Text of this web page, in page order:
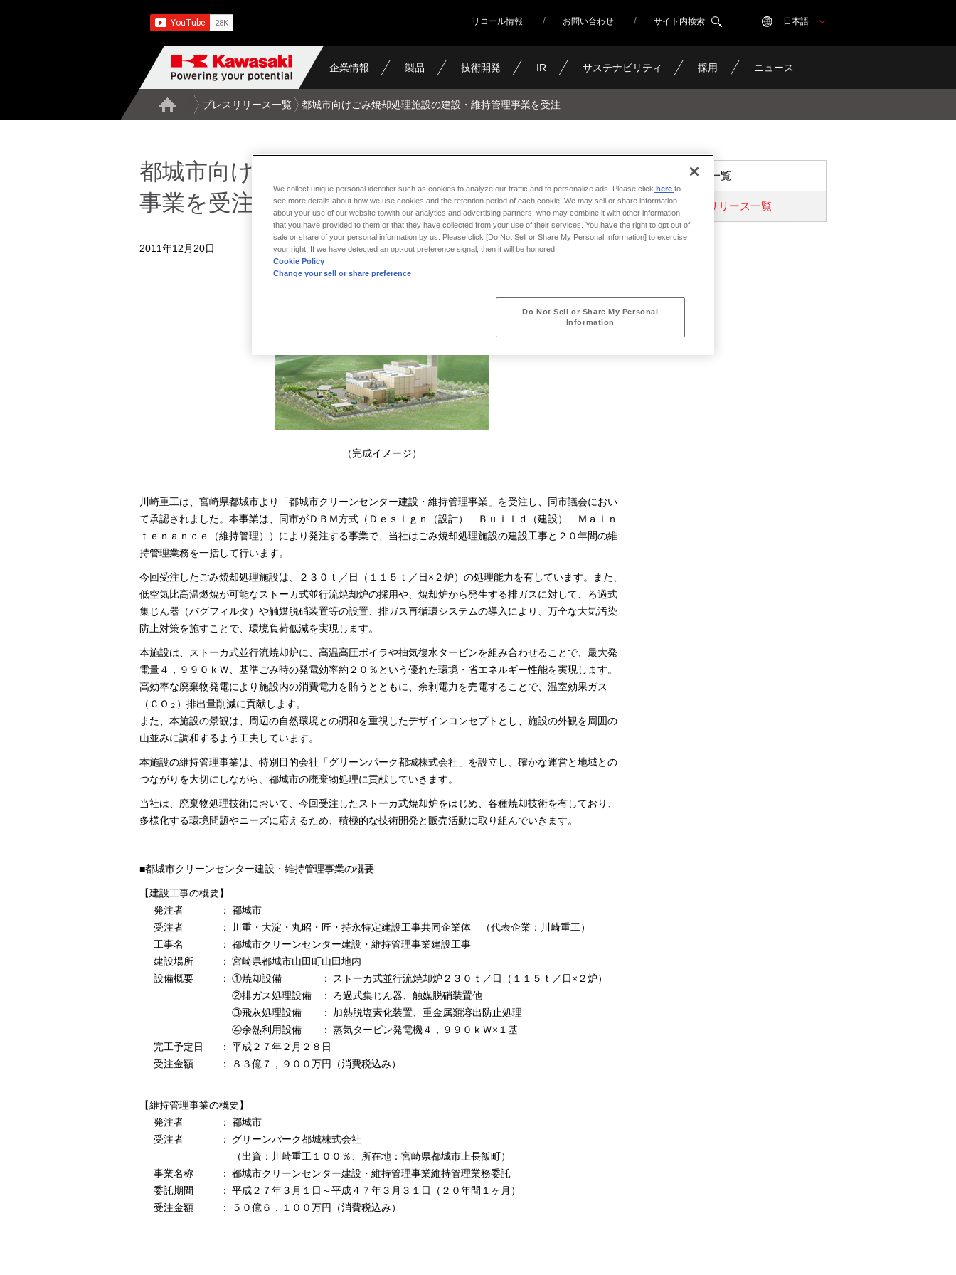
リコール情報 お問い合わせ サイト内検索 日本語
企業情報 製品 技術開発 IR サステナビリティ 採用 ニュース
プレスリリース一覧 都城市向けごみ焼却処理施設の建設・維持管理事業を受注
都城市向けごみ焼却処理施設の建設・維持管理
事業を受注
2011年12月20日
（完成イメージ）
川崎重工は、宮崎県都城市より「都城市クリーンセンター建設・維持管理事業」を受注し、同市議会におい
て承認されました。本事業は、同市がＤＢＭ方式（Ｄｅｓｉｇｎ（設計） Ｂｕｉｌｄ（建設） Ｍａｉｎ
ｔｅｎａｎｃｅ（維持管理））により発注する事業で、当社はごみ焼却処理施設の建設工事と２０年間の維
持管理業務を一括して行います。
今回受注したごみ焼却処理施設は、２３０ｔ／日（１１５ｔ／日×２炉）の処理能力を有しています。また、
低空気比高温燃焼が可能なストーカ式並行流焼却炉の採用や、焼却炉から発生する排ガスに対して、ろ過式
集じん器（バグフィルタ）や触媒脱硝装置等の設置、排ガス再循環システムの導入により、万全な大気汚染
防止対策を施すことで、環境負荷低減を実現します。
本施設は、ストーカ式並行流焼却炉に、高温高圧ボイラや抽気復水タービンを組み合わせることで、最大発
電量４，９９０ｋＷ、基準ごみ時の発電効率約２０％という優れた環境・省エネルギー性能を実現します。
高効率な廃棄物発電により施設内の消費電力を賄うとともに、余剰電力を売電することで、温室効果ガス
（ＣＯ ２ ）排出量削減に貢献します。
また、本施設の景観は、周辺の自然環境との調和を重視したデザインコンセプトとし、施設の外観を周囲の
山並みに調和するよう工夫しています。
本施設の維持管理事業は、特別目的会社「グリーンパーク都城株式会社」を設立し、確かな運営と地域との
つながりを大切にしながら、都城市の廃棄物処理に貢献していきます。
当社は、廃棄物処理技術において、今回受注したストーカ式焼却炉をはじめ、各種焼却技術を有しており、
多様化する環境問題やニーズに応えるため、積極的な技術開発と販売活動に取り組んでいきます。
■都城市クリーンセンター建設・維持管理事業の概要
【建設工事の概要】
発注者
： 都城市
受注者
：
川重・大淀・丸昭・匠・持永特定建設工事共同企業体 （代表企業：川崎重工）
工事名
： 都城市クリーンセンター建設・維持管理事業建設工事
建設場所
： 宮崎県都城市山田町山田地内
設備概要
： ①焼却設備 ：
ストーカ式並行流焼却炉２３０ｔ／日（１１５ｔ／日×２炉）
②排ガス処理設備
：
ろ過式集じん器、触媒脱硝装置他
③飛灰処理設備
：
加熱脱塩素化装置、重金属類溶出防止処理
④余熱利用設備
： 蒸気タービン発電機４，９９０ｋＷ×１基
完工予定日
： 平成２７年２月２８日
受注金額
： ８３億７，９００万円（消費税込み）
【維持管理事業の概要】
発注者
： 都城市
受注者
：
グリーンパーク都城株式会社
（出資：川崎重工１００％、所在地：宮崎県都城市上長飯町）
事業名称
： 都城市クリーンセンター建設・維持管理事業維持管理業務委託
委託期間
： 平成２７年３月１日～平成４７年３月３１日（２０年間１ヶ月）
受注金額
： ５０億６，１００万円（消費税込み）
ニュース一覧
プレスリリース一覧
We collect unique personal identifier such as cookies to analyze our traffic and to personalize ads. Please click here to
see more details about how we use cookies and the retention period of each cookie. We may sell or share information
about your use of our website to/with our analytics and advertising partners, who may combine it with other information
that you have provided to them or that they have collected from your use of their services. You have the right to opt out of
sale or share of your personal information by us. Please click [Do Not Sell or Share My Personal Information] to exercise
your right. If we have detected an opt-out preference signal, then it will be honored.
Cookie Policy
Change your sell or share preference
Do Not Sell or Share My Personal
Information